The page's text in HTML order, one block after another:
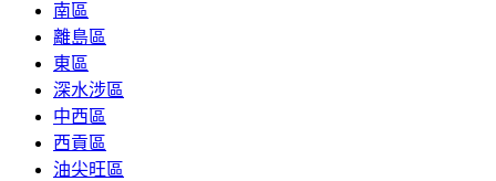
南區
離島區
東區
深水涉區
中西區
西貢區
油尖旺區